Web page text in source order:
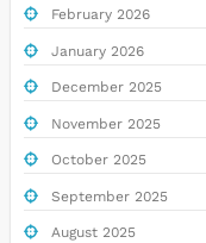
February 2026
January 2026
December 2025
November 2025
October 2025
September 2025
August 2025